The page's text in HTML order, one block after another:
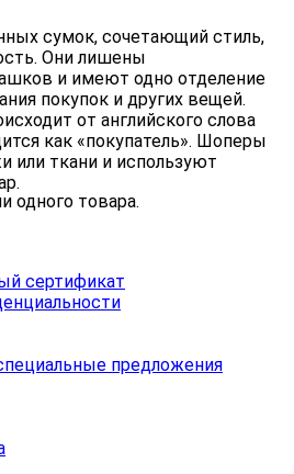
сумок, сочетающий стиль,
Онилишены
и имеют одно отделение
покупок и других вещей.
от английского слова
как «покупатель». Шоперы
или ткани и используют
одного товара.
сертификат
предложения